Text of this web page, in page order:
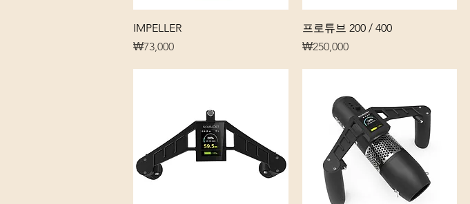
IMPELLER
가격
₩73,000
제품보기
프로튜브 200 / 400
가격
₩250,000